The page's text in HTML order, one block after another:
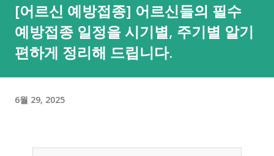
[어르신 예방접종] 어르신들의 필수
예방접종 일정을 시기별, 주기별 알기
편하게 정리해 드립니다.
6월 29, 2025